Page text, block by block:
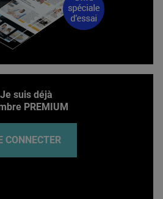
Je suis déjà
PREMIUM
CONNECTER